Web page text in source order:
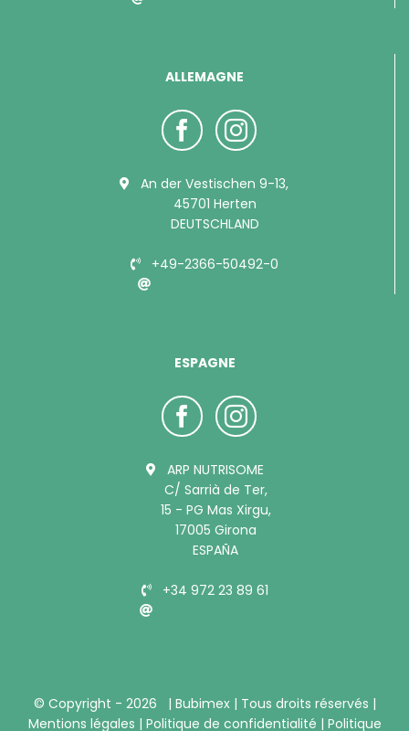
ALLEMAGNE
An der Vestischen 9-13,
45701 Herten
DEUTSCHLAND
+49-2366-50492-0
ESPAGNE
ARP NUTRISOME
C/ Sarrià de Ter,
15 - PG Mas Xirgu,
17005 Girona
ESPAÑA
+34 972 23 89 61
© Copyright - 2026 | Bubimex | Tous droits réservés |
Mentions légales | Politique de confidentialité | Politique